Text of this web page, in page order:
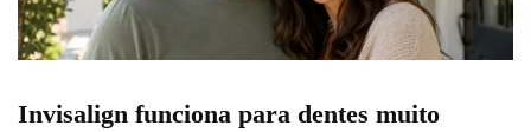
Invisalign funciona para dentes muito